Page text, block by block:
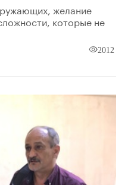
желание
которые не
2012